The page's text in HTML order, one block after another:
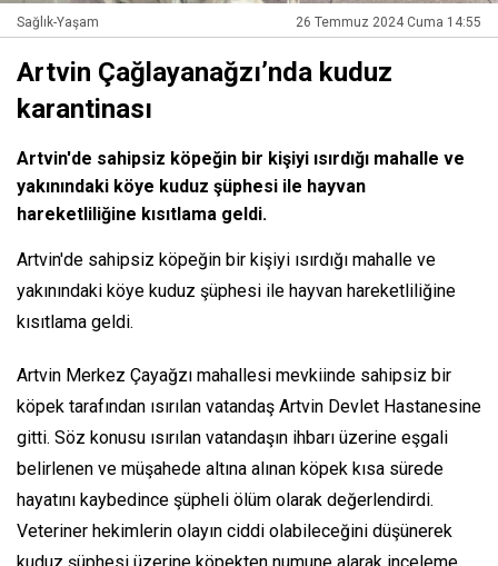
Sağlık-Yaşam 26 Temmuz 2024 Cuma 14:55
Artvin Çağlayanağzı’nda kuduz
karantinası
Artvin'de sahipsiz köpeğin bir kişiyi ısırdığı mahalle ve
yakınındaki köye kuduz şüphesi ile hayvan
hareketliliğine kısıtlama geldi.
Artvin'de sahipsiz köpeğin bir kişiyi ısırdığı mahalle ve
yakınındaki köye kuduz şüphesi ile hayvan hareketliliğine
kısıtlama geldi.
Artvin Merkez Çayağzı mahallesi mevkiinde sahipsiz bir
köpek tarafından ısırılan vatandaş Artvin Devlet Hastanesine
gitti. Söz konusu ısırılan vatandaşın ihbarı üzerine eşgali
belirlenen ve müşahede altına alınan köpek kısa sürede
hayatını kaybedince şüpheli ölüm olarak değerlendirdi.
Veteriner hekimlerin olayın ciddi olabileceğini düşünerek